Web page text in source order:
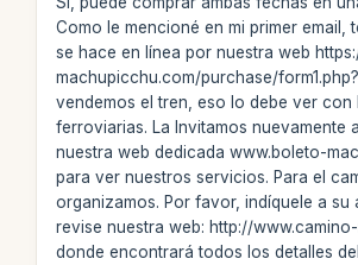
Como le mencioné en mi primer email,
se hace en línea por nuestra web
machupicchu.com/purchase/
vendemos el tren, eso lo debe ver con
ferroviarias. La Invitamos nuevamente
nuestra web dedicada www.boleto-
para ver nuestros servicios. Para el
organizamos. Por favor, indíquele a su
revise nuestra web: http://
donde encontrará todos los detalles